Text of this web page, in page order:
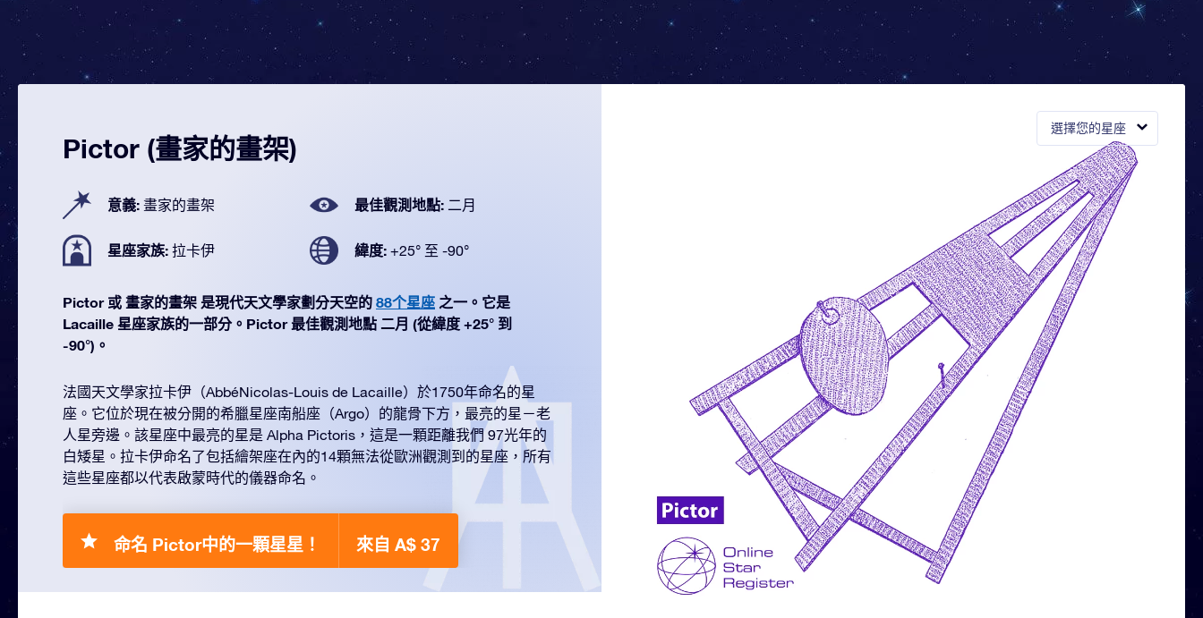
選擇您的星座
Pictor (畫家的畫架)
意義: 畫家的畫架 最佳觀測地點: 二月
星座家族: 拉卡伊 緯度: +25° 至 -90°
Pictor 或 畫家的畫架 是現代天文學家劃分天空的 88个星座 之一。它是
Lacaille 星座家族的一部分。Pictor 最佳觀測地點 二月 (從緯度 +25° 到
-90°)。
法國天文學家拉卡伊（AbbéNicolas-Louis de Lacaille）於1750年命名的星
座。它位於現在被分開的希臘星座南船座（Argo）的龍骨下方，最亮的星－老
人星旁邊。該星座中最亮的星是 Alpha Pictoris，這是一顆距離我們 97光年的
白矮星。拉卡伊命名了包括繪架座在內的14顆無法從歐洲觀測到的星座，所有
這些星座都以代表啟蒙時代的儀器命名。
命名 Pictor中的一顆星星！ 來自 A$ 37